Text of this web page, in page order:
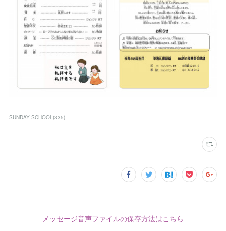
SUNDAY SCHOOL(335)
メッセージ音声ファイルの保存方法はこちら